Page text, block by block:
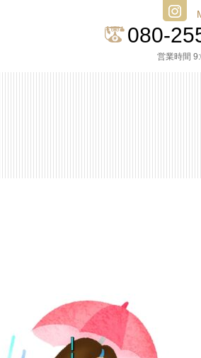
080-
営業時間